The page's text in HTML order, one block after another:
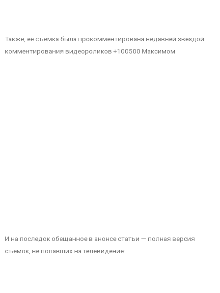
Также, её съемка была прокомментирована недавней звездой
комментирования видеороликов +100500 Максимом
И на последок обещанное в анонсе статьи — полная версия
съемок, не попавших на телевидение: